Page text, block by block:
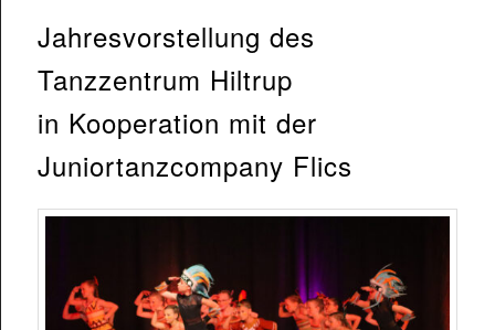
Jahresvorstellung des
Tanzzentrum Hiltrup
in Kooperation mit der
Juniortanzcompany Flics